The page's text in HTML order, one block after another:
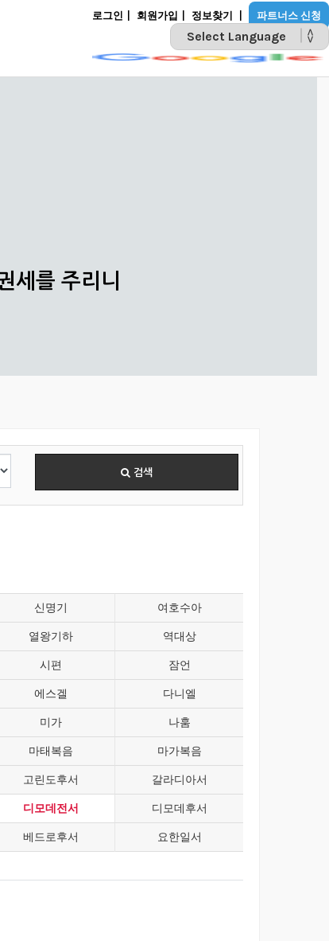
로그인 회원가입 정보찾기
파트너스 신청
세를 주리니
검색
신명기 여호수아
열왕기하 역대상
시편 잠언
에스겔 다니엘
미가 나훔
마태복음 마가복음
고린도후서 갈라디아서
디모데전서 디모데후서
베드로후서 요한일서